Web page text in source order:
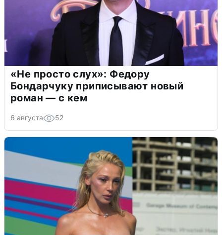
«Не просто слух»: Федору
Бондарчуку приписывают новый
роман — с кем
6 августа 52